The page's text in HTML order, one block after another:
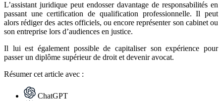
L’assistant juridique peut endosser davantage de responsabilités en
passant une certification de qualification professionnelle. Il peut
alors rédiger des actes officiels, ou encore représenter son cabinet ou
son entreprise lors d’audiences en justice.
Il lui est également possible de capitaliser son expérience pour
passer un diplôme supérieur de droit et devenir avocat.
Résumercet article avec :
ChatGPT